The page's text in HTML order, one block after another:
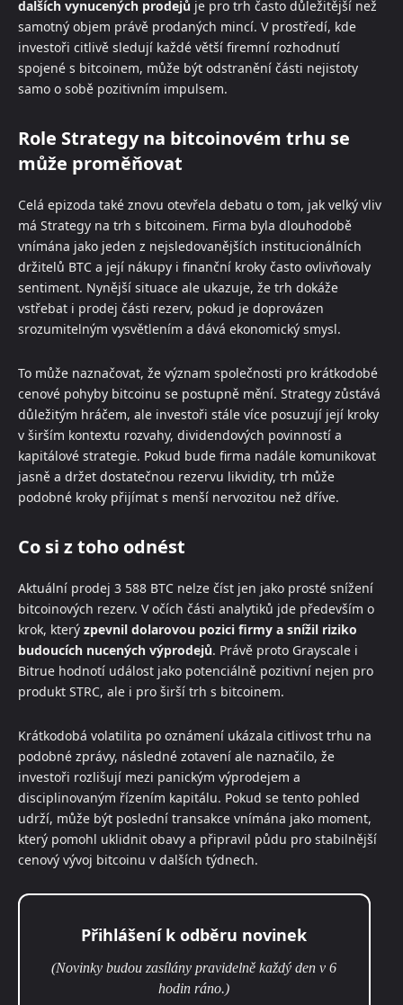
dalších vynucených prodejů je pro trh často důležitější než
samotný objem právě prodaných mincí. V prostředí, kde
investoři citlivě sledují každé větší firemní rozhodnutí
spojené s bitcoinem, může být odstranění části nejistoty
samo o sobě pozitivním impulsem.
Role Strategy na bitcoinovém trhu se
může proměňovat
Celá epizoda také znovu otevřela debatu o tom, jak velký vliv
má Strategy na trh s bitcoinem. Firma byla dlouhodobě
vnímána jako jeden z nejsledovanějších institucionálních
držitelů BTC a její nákupy i finanční kroky často ovlivňovaly
sentiment. Nynější situace ale ukazuje, že trh dokáže
vstřebat i prodej části rezerv, pokud je doprovázen
srozumitelným vysvětlením a dává ekonomický smysl.
To může naznačovat, že význam společnosti pro krátkodobé
cenové pohyby bitcoinu se postupně mění. Strategy zůstává
důležitým hráčem, ale investoři stále více posuzují její kroky
v širším kontextu rozvahy, dividendových povinností a
kapitálové strategie. Pokud bude firma nadále komunikovat
jasně a držet dostatečnou rezervu likvidity, trh může
podobné kroky přijímat s menší nervozitou než dříve.
Co si z toho odnést
Aktuální prodej 3 588 BTC nelze číst jen jako prosté snížení
bitcoinových rezerv. V očích části analytiků jde především o
krok, který zpevnil dolarovou pozici firmy a snížil riziko
budoucích nucených výprodejů. Právě proto Grayscale i
Bitrue hodnotí událost jako potenciálně pozitivní nejen pro
produkt STRC, ale i pro širší trh s bitcoinem.
Krátkodobá volatilita po oznámení ukázala citlivost trhu na
podobné zprávy, následné zotavení ale naznačilo, že
investoři rozlišují mezi panickým výprodejem a
disciplinovaným řízením kapitálu. Pokud se tento pohled
udrží, může být poslední transakce vnímána jako moment,
který pomohl uklidnit obavy a připravil půdu pro stabilnější
cenový vývoj bitcoinu v dalších týdnech.
Přihlášení k odběru novinek
(Novinky budou zasílány pravidelně každý den v 6
hodin ráno.)